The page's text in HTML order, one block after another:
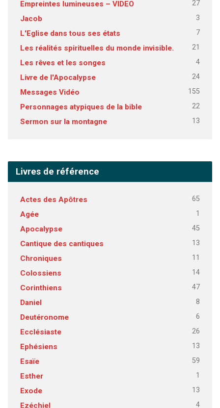
Empreintes lumineuses – VIDEO 27
Jacob 3
L'Eglise dans tous ses états 7
Les réalités spirituelles du monde invisible. 21
Les rêves et les songes 4
Livre de l'Apocalypse 24
Messages Vidéo 155
Personnages atypiques de la bible 22
Sermon sur la montagne 13
Livres de référence
Actes des Apôtres 65
Agée 1
Apocalypse 45
Cantique des cantiques 13
Chroniques 11
Colossiens 14
Corinthiens 47
Daniel 8
Deutéronome 6
Ecclésiaste 26
Ephésiens 13
Esaïe 59
Esther 1
Exode 13
Ezéchiel 4